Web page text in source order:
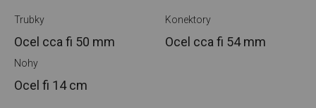
Trubky
Ocel ccafi 50 mm
Konektory
Ocel ccafi 54 mm
Nohy
Ocel fi 14 cm